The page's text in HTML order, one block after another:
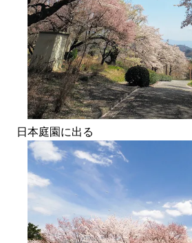
日本庭園に出る